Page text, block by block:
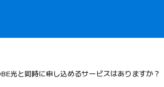
光と同時に申し込めるサービスはありますか？